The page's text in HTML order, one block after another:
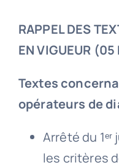
RAPPEL DES
EN VIGUEUR
Textes
opérateurs de
Arrêté du
les critères